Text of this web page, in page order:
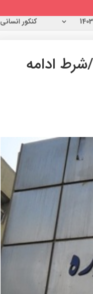
کنکور انسانی 1403
ادامه